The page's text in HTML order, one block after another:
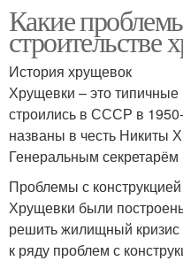
Какие
строительстве
История хрущевок
Хрущевки – это
строились в СССР в
названы в честь Никиты
Генеральным
Проблемы с конструкцией
Хрущевки были
решить жилищный кризис
к ряду проблем с